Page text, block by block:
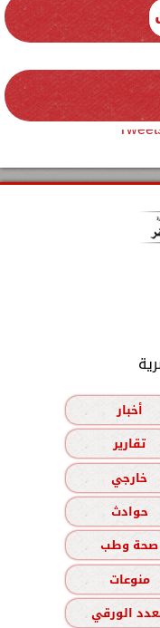
أخبار
تقارير
خارجي
حوادث
صحة وطب
منوعات
الورقي